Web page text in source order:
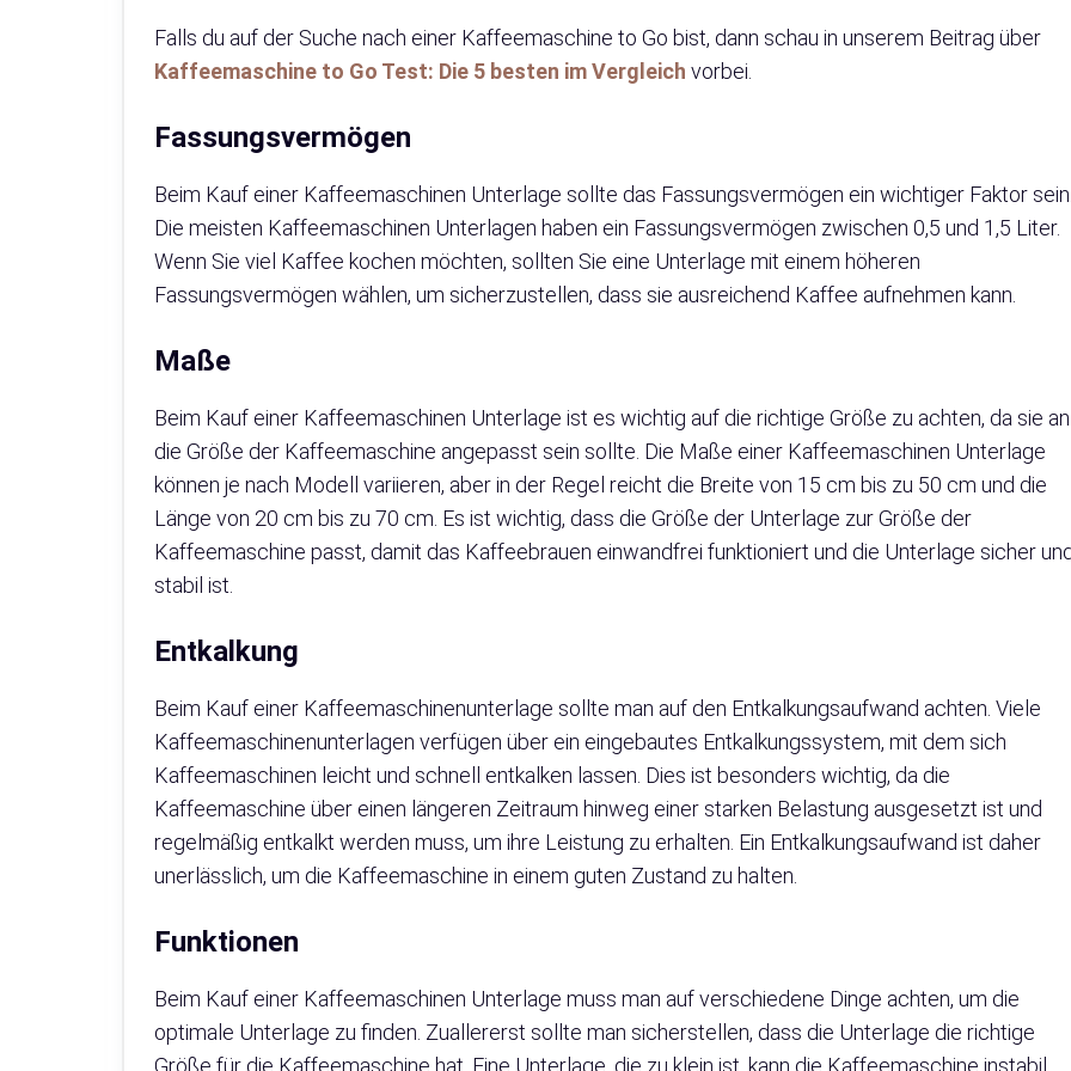
Falls du auf der Suche nach einer Kaffeemaschine to Go bist, dann schau in unserem Beitrag über
Kaffeemaschine to Go Test: Die 5 besten im Vergleich vorbei.
Fassungsvermögen
Beim Kauf einer Kaffeemaschinen Unterlage sollte das Fassungsvermögen ein wichtiger Faktor
Die meisten Kaffeemaschinen Unterlagen haben ein Fassungsvermögen zwischen 0,5 und 1,5 Liter.
Wenn Sie viel Kaffee kochen möchten, sollten Sie eine Unterlage mit einem höheren
Fassungsvermögen wählen, um sicherzustellen, dass sie ausreichend Kaffee aufnehmen kann.
Maße
Beim Kauf einer Kaffeemaschinen Unterlage ist es wichtig auf die richtige Größe zu achten, da sie an
die Größe der Kaffeemaschine angepasst sein sollte. Die Maße einer Kaffeemaschinen Unterlage
können je nach Modell variieren, aber in der Regel reicht die Breite von 15 cm bis zu 50 cm und die
Länge von 20 cm bis zu 70 cm. Es ist wichtig, dass die Größe der Unterlage zur Größe der
Kaffeemaschine passt, damit das Kaffeebrauen einwandfrei funktioniert und die Unterlage sicher
stabil ist.
Entkalkung
Beim Kauf einer Kaffeemaschinenunterlage sollte man auf den Entkalkungsaufwand achten. Viele
Kaffeemaschinenunterlagen verfügen über ein eingebautes Entkalkungssystem, mit dem sich
Kaffeemaschinen leicht und schnell entkalken lassen. Dies ist besonders wichtig, da die
Kaffeemaschine über einen längeren Zeitraum hinweg einer starken Belastung ausgesetzt ist und
regelmäßig entkalkt werden muss, um ihre Leistung zu erhalten. Ein Entkalkungsaufwand ist daher
unerlässlich, um die Kaffeemaschine in einem guten Zustand zu halten.
Funktionen
Beim Kauf einer Kaffeemaschinen Unterlage muss man auf verschiedene Dinge achten, um die
optimale Unterlage zu finden. Zuallererst sollte man sicherstellen, dass die Unterlage die richtige
Größe für die Kaffeemaschine hat. Eine Unterlage, die zu klein ist, kann die Kaffeemaschine instabil